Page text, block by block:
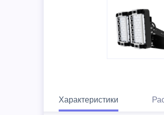
Характеристики